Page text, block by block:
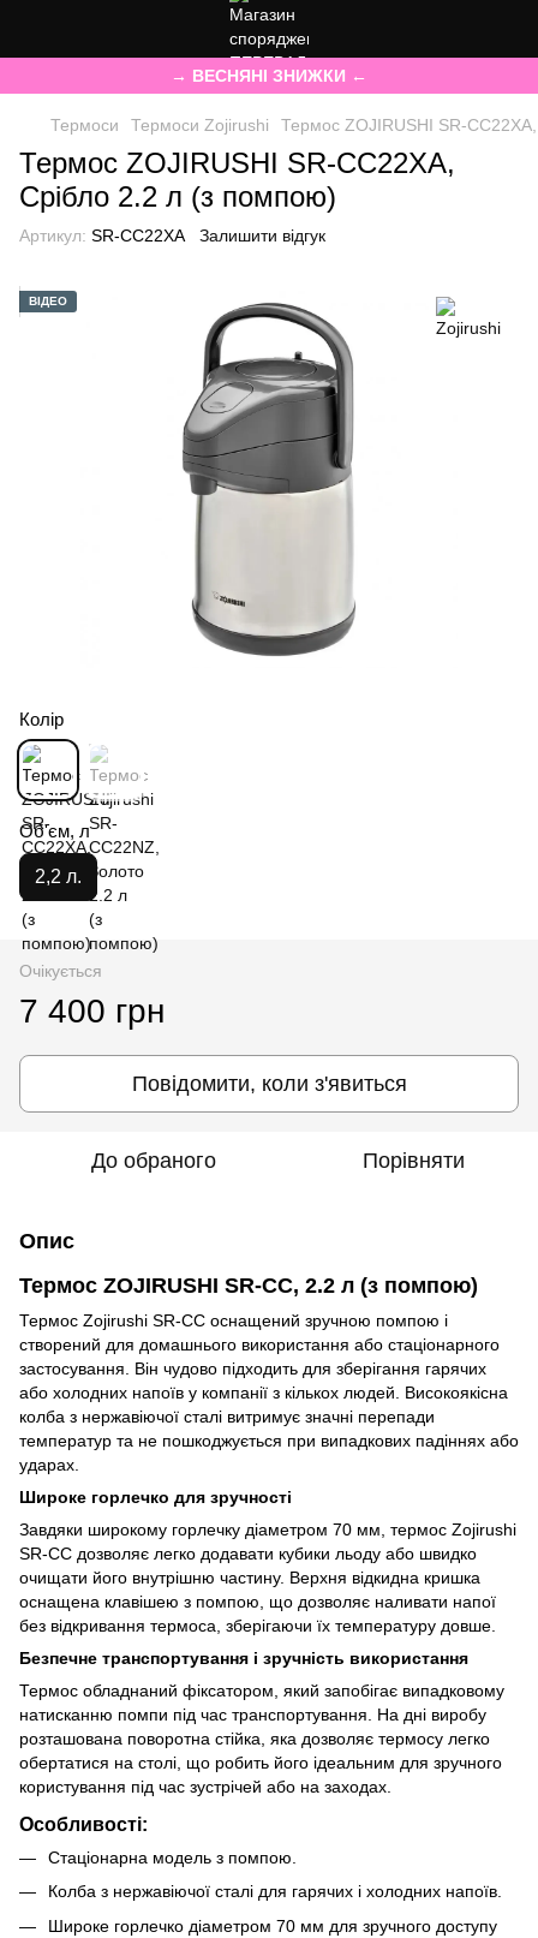
→ ВЕСНЯНІ ЗНИЖКИ ←
Термоси Термоси Zojirushi Термос ZOJIRUSHI SR-
Термос ZOJIRUSHI SR-CC22XA,
Срібло 2.2 л (з помпою)
Артикул: SR-CC22XA Залишити відгук
ВІДЕО
Колір
Об'єм, л
2,2 л.
Очікується
7 400 грн
Повідомити, коли з'явиться
До обраного Порівняти
Опис
Термос ZOJIRUSHI SR-CC, 2.2 л (з помпою)
Термос Zojirushi SR-CC оснащений зручною помпою і
створений для домашнього використання або стаціонарного
застосування. Він чудово підходить для зберігання гарячих
або холодних напоїв у компанії з кількох людей. Високоякісна
колба з нержавіючої сталі витримує значні перепади
температур та не пошкоджується при випадкових падіннях або
ударах.
Широке горлечко для зручності
Завдяки широкому горлечку діаметром 70 мм, термос Zojirushi
SR-CC дозволяє легко додавати кубики льоду або швидко
очищати його внутрішню частину. Верхня відкидна кришка
оснащена клавішею з помпою, що дозволяє наливати напої
без відкривання термоса, зберігаючи їх температуру довше.
Безпечне транспортування і зручність використання
Термос обладнаний фіксатором, який запобігає випадковому
натисканню помпи під час транспортування. На дні виробу
розташована поворотна стійка, яка дозволяє термосу легко
обертатися на столі, що робить його ідеальним для зручного
користування під час зустрічей або на заходах.
Особливості:
Стаціонарна модель з помпою.
Колба з нержавіючої сталі для гарячих і холодних напоїв.
Широке горлечко діаметром 70 мм для зручного доступу